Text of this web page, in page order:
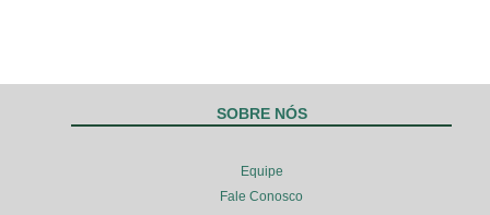
SOBRE NÓS
Equipe
Fale Conosco